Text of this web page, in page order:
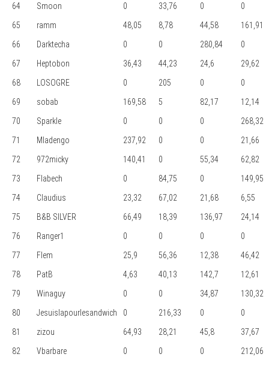
64
Smoon 0 33,76 0
0
65
ramm 48,05 8,78 44,58
161,91
66
Darktecha 0 0 280,84
0
67
Heptobon 36,43 44,23 24,6
29,62
68
LOSOGRE 0 205 0
0
69
sobab 169,58 5 82,17
12,14
70
Sparkle 0 0 0
268,32
71
Mladengo 237,92 0 0
21,66
72
972micky 140,41 0 55,34
62,82
73
Flabech 0 84,75 0
149,95
74
Claudius 23,32 67,02 21,68
6,55
75
B&B SILVER 66,49 18,39 136,97
24,14
76
Ranger1 0 0 0
0
77
Flem 25,9 56,36 12,38
46,42
78
PatB 4,63 40,13 142,7
12,61
79
Winaguy 0 0 34,87
130,32
80
Jesuislapourlesandwich 0 216,33 0
0
81
zizou 64,93 28,21 45,8
37,67
82
Vbarbare 0 0 0
212,06